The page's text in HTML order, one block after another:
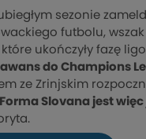
sezonie
futbolu,
które ukończyły fazę
do Champions
ze Zrinjskim
Forma Slovana jest